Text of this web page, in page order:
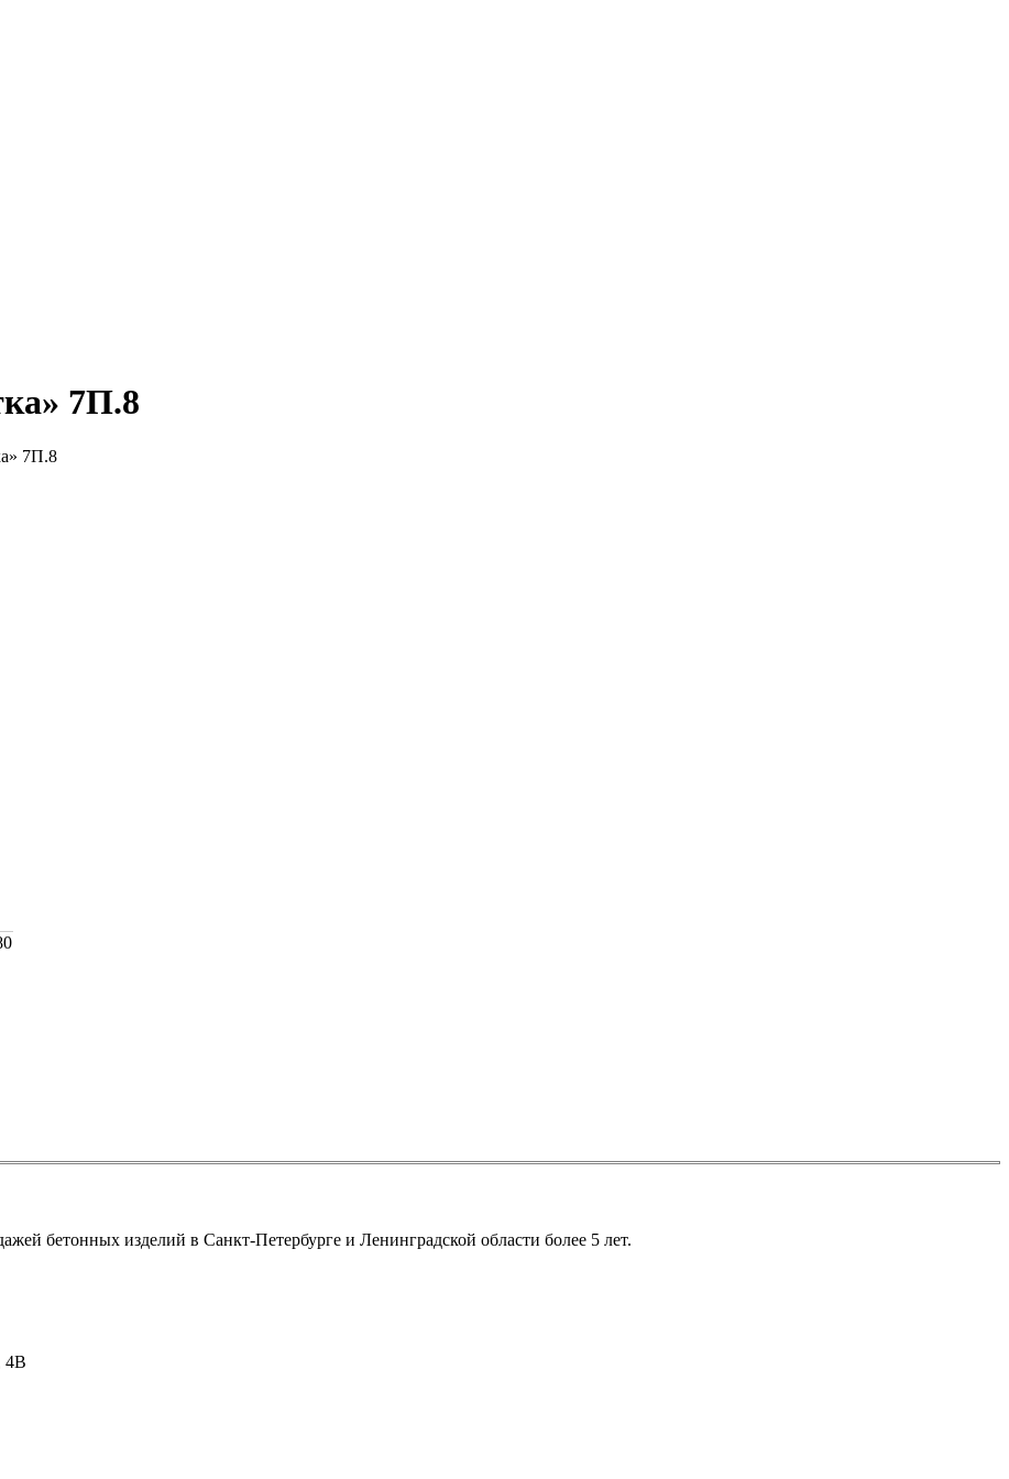
7П.8
7П.8
бетонных изделий в Санкт-Петербурге и Ленинградской области более 5 лет.
4В